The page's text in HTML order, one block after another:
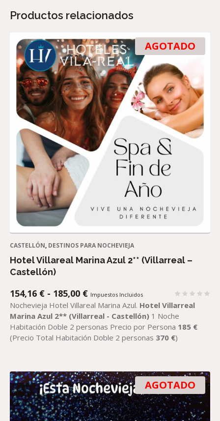
Productos relacionados
AGOTADO
CASTELLÓN, DESTINOS PARA NOCHEVIEJA
Hotel Villareal Marina Azul 2** (Villarreal –
Castellón)
154,16 € - 185,00 €RANGO
DE
PRECIOS:
DESDE
154,16 €
Impuestos Incluidos
Nochevieja Hotel Villareal Marina Azul. Hotel Villarreal
Marina Azul 2** (Villarreal - Castellón) 1 Noche
Habitación Doble 2 personas Precio por Persona 185 €
(Precio Total Habitación Doble 2 personas 370 €)
AGOTADO